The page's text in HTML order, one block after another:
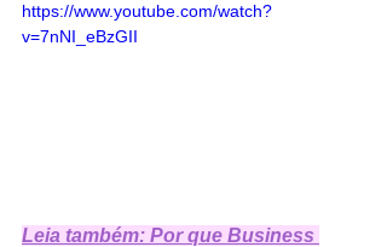
https://www.youtube.com/watch?
v=7nNI_eBzGII
Leia também: Por que Business